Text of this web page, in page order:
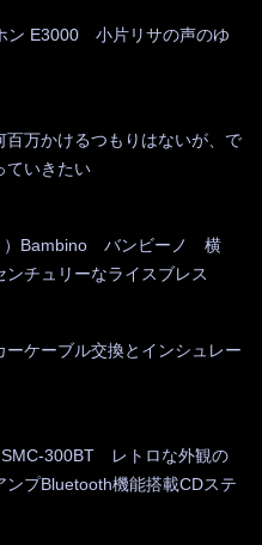
ン E3000 小片リサの声のゆ
百万かけるつもりはないが、で
ていきたい
）Bambino バンビーノ 横
チュリーなライスブレス
ーケーブル交換とインシュレー
SMC-300BT レトロな外観の
ンプBluetooth機能搭載CDステ